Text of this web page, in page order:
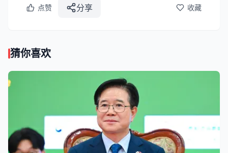
点赞 分享 收藏
猜你喜欢